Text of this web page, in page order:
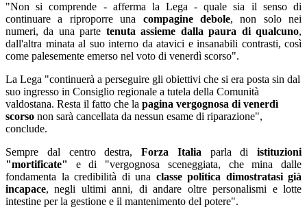
"Non si comprende - afferma la Lega - quale sia il senso di
continuare a riproporre una compagine debole, non solo nei
numeri, da una parte tenuta assieme dalla paura di qualcuno,
dall'altra minata al suo interno da atavici e insanabili contrasti, così
come palesemente emerso nel voto di venerdì scorso".
La Lega "continuerà a perseguire gli obiettivi che si era posta sin dal
suo ingresso in Consiglio regionale a tutela della Comunità
valdostana. Resta il fatto che la pagina vergognosa di venerdì
scorso non sarà cancellata da nessun esame di riparazione",
conclude.
Sempre dal centro destra, Forza Italia parla di istituzioni
"mortificate"
e di "vergognosa sceneggiata, che mina dalle
fondamenta la credibilità di una classe politica dimostratasi già
incapace, negli ultimi anni, di andare oltre personalismi e lotte
intestine per la gestione e il mantenimento del potere".